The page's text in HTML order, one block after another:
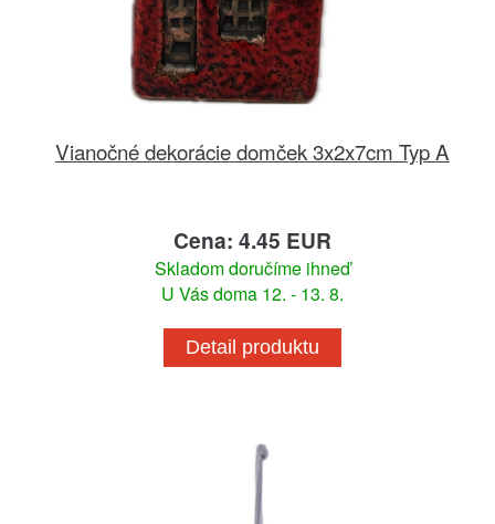
Vianočné dekorácie domček 3x2x7cm Typ A
Cena: 4.45 EUR
Skladom doručíme ihneď
U Vás doma 12. - 13. 8.
Detail produktu